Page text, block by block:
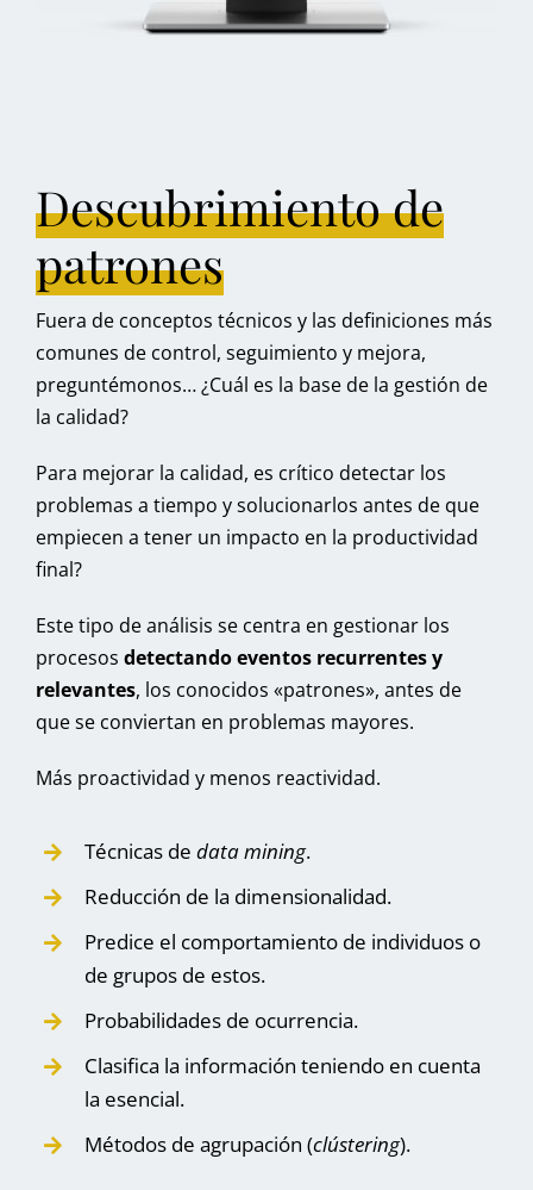
Descubrimiento de
patrones
Fuera de conceptos técnicos y las definiciones más
comunes de control, seguimiento y mejora,
preguntémonos… ¿Cuál es la base de la gestión de
la calidad?
Para mejorar la calidad, es crítico detectar los
problemas a tiempo y solucionarlos antes de que
empiecen a tener un impacto en la productividad
final?
Este tipo de análisis se centra en gestionar los
procesos detectando eventos recurrentes y
relevantes, los conocidos «patrones», antes de
que se conviertan en problemas mayores.
Más proactividad y menos reactividad.
Técnicas de data mining.
Reducción de la dimensionalidad.
Predice el comportamiento de individuos o
de grupos de estos.
Probabilidades de ocurrencia.
Clasifica la información teniendo en cuenta
la esencial.
Métodos de agrupación (clústering).